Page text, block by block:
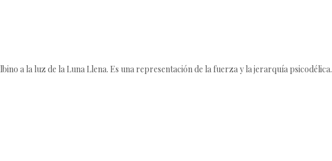
a la luz de la Luna Llena. Es una representación de la fuerza y la jerarquía psicodélica.